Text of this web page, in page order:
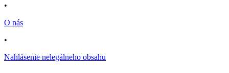
•
O nás
•
Nahlásenie nelegálneho obsahu